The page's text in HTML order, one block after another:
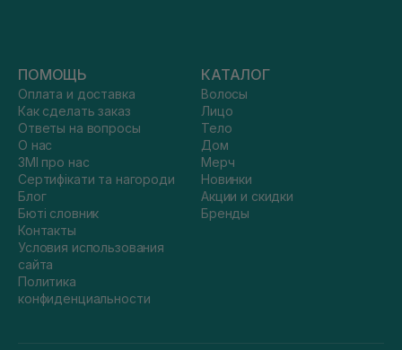
ПОМОЩЬ
Оплата и доставка
Как сделать заказ
Ответы на вопросы
О нас
ЗМІ про нас
Сертифікати та нагороди
Блог
Бюті словник
Контакты
Условия использования
сайта
Политика
конфиденциальности
КАТАЛОГ
Волосы
Лицо
Тело
Дом
Мерч
Новинки
Акции и скидки
Бренды